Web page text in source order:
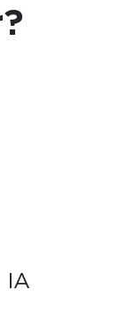
IA